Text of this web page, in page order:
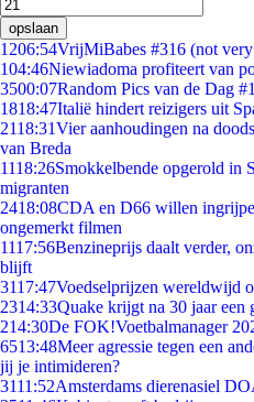
opslaan
1206:54VrijMiBabes #316 (not
104:46Niewiadoma profiteert van
3500:07Random Pics van de Dag
1818:47Italië hindert reizigers uit
2118:31Vier aanhoudingen na
van Breda
1118:26Smokkelbende opgerold in
migranten
2418:08CDA en D66 willen
ongemerkt filmen
1117:56Benzineprijs daalt verder,
blijft
3117:47Voedselprijzen wereldwijd
2314:33Quake krijgt na 30 jaar een
214:30De FOK!Voetbalmanager
6513:48Meer agressie tegen een
jij je intimideren?
3111:52Amsterdams dierenasiel